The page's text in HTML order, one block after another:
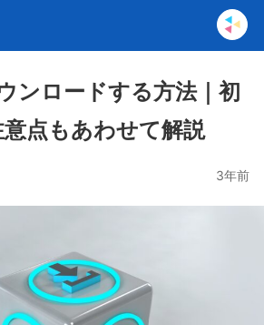
ンロードする方法｜初
点もあわせて解説
3年前